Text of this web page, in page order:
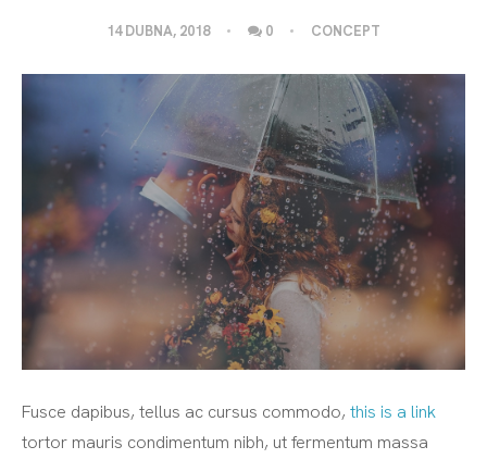
14 DUBNA, 2018 0 CONCEPT
Fusce dapibus, tellus ac cursus commodo, this is a link
tortor mauris condimentum nibh, ut fermentum massa